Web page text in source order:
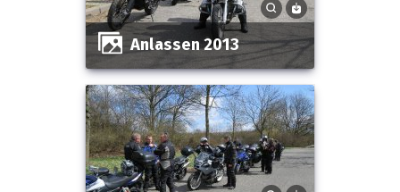
Anlassen 2013